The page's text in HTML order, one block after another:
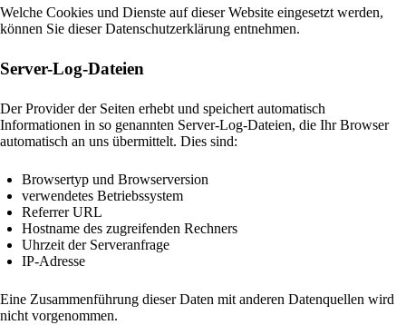
Welche Cookies und Dienste auf dieser Website eingesetzt werden,
können Sie dieser Datenschutzerklärung entnehmen.
Server-Log-Dateien
Der Provider der Seiten erhebt und speichert automatisch
Informationen in so genannten Server-Log-Dateien, die Ihr Browser
automatisch an uns übermittelt. Dies sind:
Browsertyp und Browserversion
verwendetes Betriebssystem
Referrer URL
Hostname des zugreifenden Rechners
Uhrzeit der Serveranfrage
IP-Adresse
Eine Zusammenführung dieser Daten mit anderen Datenquellen wird
nicht vorgenommen.